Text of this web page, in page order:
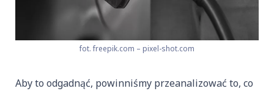
fot. freepik.com – pixel-shot.com
Aby to odgadnąć, powinniśmy przeanalizować to, co